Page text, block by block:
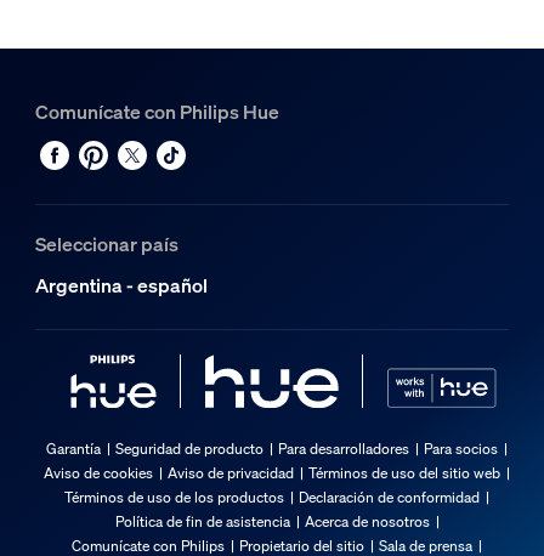
Comunícate con Philips Hue
Seleccionar país
Argentina - español
Garantía Seguridad de producto Para desarrolladores
Para socios
Aviso de cookies
Aviso de privacidad
Términos de uso del sitio web
Términos de uso de los productos
Declaración de conformidad
Política de fin de asistencia
Acerca de nosotros
Comunícate con Philips
Propietario del sitio Sala de prensa